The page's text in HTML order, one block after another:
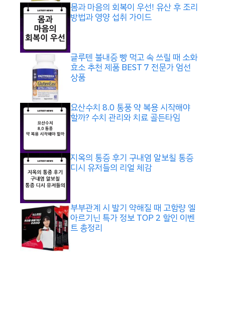
몸과 마음의 회복이 우선! 유산 후 조리
방법과 영양 섭취 가이드
글루텐 불내증 빵 먹고 속 쓰릴 때 소화
효소 추천 제품 BEST 7 전문가 엄선
상품
요산수치 8.0 통풍 약 복용 시작해야
할까? 수치 관리와 치료 골든타임
지옥의 통증 후기 구내염 알보칠 통증
디시 유저들의 리얼 체감
부부관계 시 발기 약해질 때 고함량 엘
아르기닌 특가 정보 TOP 2 할인 이벤
트 총정리